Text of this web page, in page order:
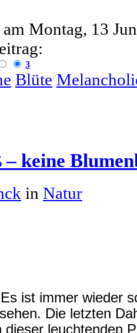
Montag, 13
3
Blüte
– keine
in Natur
ist immer wieder
Die letzten
dieser leuchtenden